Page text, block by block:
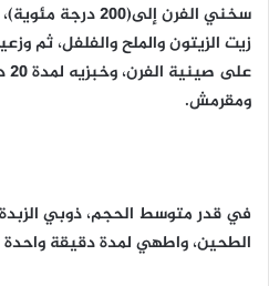
سخني الفرن
زيت الزيتون والملح والفلفل، ثم
ومقرمش.
في قدر متوسط الحجم، ذوبي
الطحين، واطهي لمدة دقيقة واحدة